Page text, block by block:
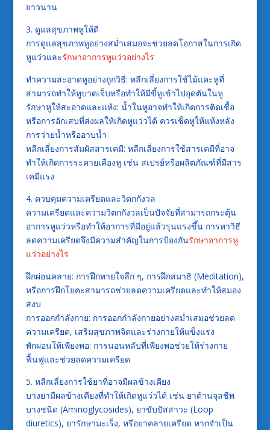
ยาวนาน
3. ดูแลสุขภาพหูให้ดี
การดูแลสุขภาพหูอย่างสม่ำเสมอจะช่วยลดโอกาสในการเกิด
หูแว่วและรักษาอาการหูแว่วอย่างไร
ทำความสะอาดหูอย่างถูกวิธี: หลีกเลี่ยงการใช้ไม้แคะหูที่
สามารถทำให้หูบาดเจ็บหรือทำให้มีขี้หูเข้าไปอุดตันในหู
รักษาหูให้สะอาดและแห้ง: น้ำในหูอาจทำให้เกิดการติดเชื้อ
หรือการอักเสบที่ส่งผลให้เกิดหูแว่วได้ ควรเช็ดหูให้แห้งหลัง
การว่ายน้ำหรืออาบน้ำ
หลีกเลี่ยงการสัมผัสสารเคมี: หลีกเลี่ยงการใช้สารเคมีที่อาจ
ทำให้เกิดการระคายเคืองหู เช่น สเปรย์หรือผลิตภัณฑ์ที่มีสาร
เคมีแรง
4. ควบคุมความเครียดและวิตกกังวล
ความเครียดและความวิตกกังวลเป็นปัจจัยที่สามารถกระตุ้น
อาการหูแว่วหรือทำให้อาการที่มีอยู่แล้วรุนแรงขึ้น การหาวิธี
ลดความเครียดจึงมีความสำคัญในการป้องกันรักษาอาการหู
แว่วอย่างไร
ฝึกผ่อนคลาย: การฝึกหายใจลึก ๆ, การฝึกสมาธิ (Meditation),
หรือการฝึกโยคะสามารถช่วยลดความเครียดและทำให้สมอง
สงบ
การออกกำลังกาย: การออกกำลังกายอย่างสม่ำเสมอช่วยลด
ความเครียด, เสริมสุขภาพจิตและร่างกายให้แข็งแรง
พักผ่อนให้เพียงพอ: การนอนหลับที่เพียงพอช่วยให้ร่างกาย
ฟื้นฟูและช่วยลดความเครียด
5. หลีกเลี่ยงการใช้ยาที่อาจมีผลข้างเคียง
บางยามีผลข้างเคียงที่ทำให้เกิดหูแว่วได้ เช่น ยาต้านจุลชีพ
บางชนิด (Aminoglycosides), ยาขับปัสสาวะ (Loop
diuretics), ยารักษามะเร็ง, หรือยาคลายเครียด หากจำเป็น